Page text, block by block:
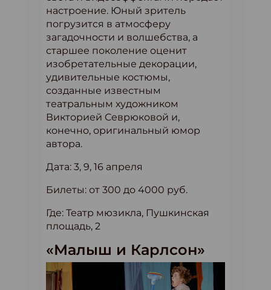
настроение. Юный зритель
погрузится в атмосферу
загадочности и волшебства, а
старшее поколение оценит
изобретательные декорации,
удивительные костюмы,
созданные известным
театральным художником
Викторией Севрюковой и,
конечно, оригинальный юмор
автора.
Дата: 3, 9, 16 апреля
Билеты: от 300 до 4000 руб.
Где: Театр мюзикла, Пушкинская
площадь, 2
«Малыш и Карлсон»